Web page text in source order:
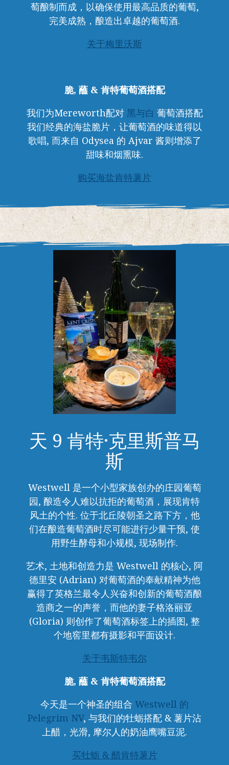
萄酿制而成，以确保使用最高品质的葡萄,
完美成熟，酿造出卓越的葡萄酒.
关于梅里沃斯
脆, 蘸 & 肯特葡萄酒搭配
我们为Mereworth配对 黑与白 葡萄酒搭配
我们经典的海盐脆片，让葡萄酒的味道得以
歌唱, 而来自 Odysea 的 Ajvar 酱则增添了
甜味和烟熏味.
购买海盐肯特薯片
天 9 肯特·克里斯普马
斯
Westwell 是一个小型家族创办的庄园葡萄
园, 酿造令人难以抗拒的葡萄酒，展现肯特
风土的个性. 位于北丘陵朝圣之路下方，他
们在酿造葡萄酒时尽可能进行少量干预, 使
用野生酵母和小规模, 现场制作.
艺术, 土地和创造力是 Westwell 的核心, 阿
德里安 (Adrian) 对葡萄酒的奉献精神为他
赢得了英格兰最令人兴奋和创新的葡萄酒酿
造商之一的声誉，而他的妻子格洛丽亚
(Gloria) 则创作了葡萄酒标签上的插图, 整
个地窖里都有摄影和平面设计.
关于韦斯特韦尔
脆, 蘸 & 肯特葡萄酒搭配
今天是一个神圣的组合 Westwell 的
Pelegrim NV, 与我们的牡蛎搭配 & 薯片沾
上醋，光滑, 摩尔人的奶油鹰嘴豆泥.
买牡蛎 & 醋肯特薯片